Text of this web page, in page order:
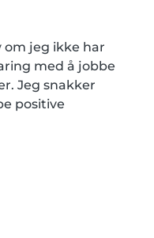
om jeg ikke har
med å jobbe
Jeg snakker
positive